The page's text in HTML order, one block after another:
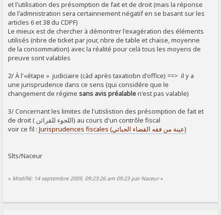
et l'utilisation des présomption de fait et de droit (mais la réponse
de l'admnistration sera certainnement négatif en se basant sur les
articles 6 et 38 du CDPF)
Le mieux est de chercher à démontrer l'exagération des éléments
utilisés (nbre de ticket par jour, nbre de table et chaise, moyenne
de la consommation) avec la réalité pour celà tous les moyens de
preuve sont valables
2/ À l'«étape » judiciaire (càd après taxatiobn d'office) ==> il y a
une jurisprudence dans ce sens (qui considére que le
changement de régimesans avis préalablen'est pas valable)
3/ Concernant les limites de l'utislistion des présomption de fait et
de droit ( اللجوء للقرائن) au cours d'un contrôle fiscal
voir ce fil :
Jurisprudences fiscales (عينة من فقه القضاء الجبائي)
Slts/Naceur
« Modifié: 14 septembre 2009, 09:23:26 am 09:23 par Naceur»